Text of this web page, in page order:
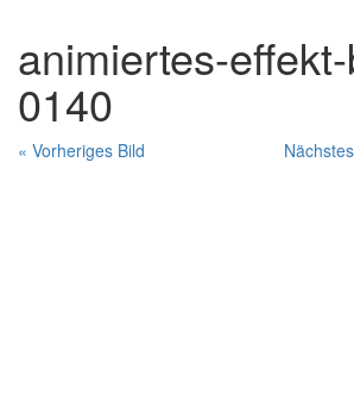
animiertes-
0140
« Vorheriges Bild